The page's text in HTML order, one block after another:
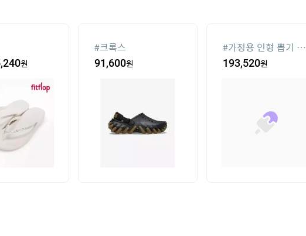
원
#크록스
91,600원
#가정용 인형 뽑기 기
계
193,520원